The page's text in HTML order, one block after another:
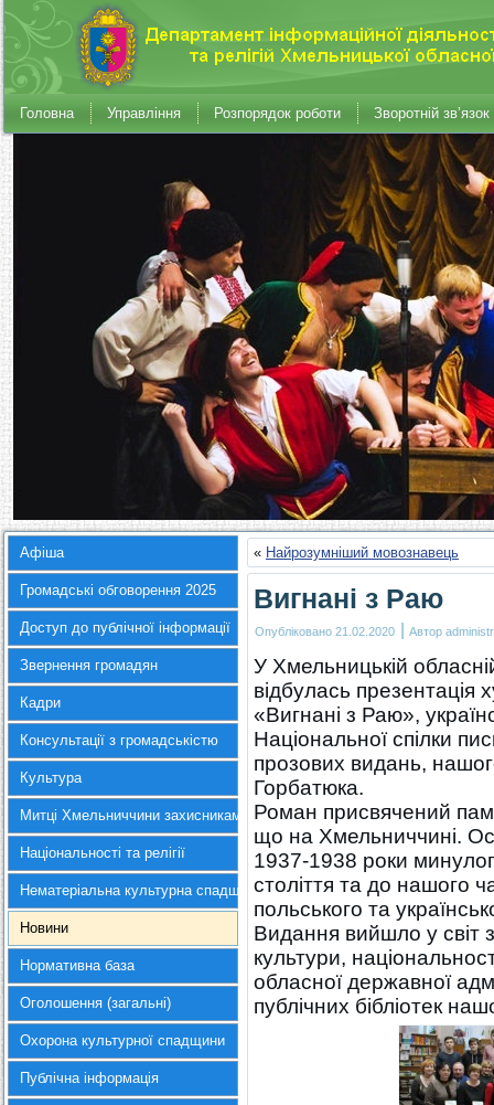
Головна Управління Розпорядок роботи Зворотній зв’язок
Афіша
Громадські обговорення 2025
Доступ до публічної інформації
Звернення громадян
Кадри
Консультації з громадськістю
Культура
Митці Хмельниччини захисникам України
Національності та релігії
Нематеріальна культурна спадщина
Новини
Нормативна база
Оголошення (загальні)
Охорона культурної спадщини
Публічна інформація
« Найрозумніший мовознавець
Вигнані з Раю
Опубліковано 21.02.2020 | Автор
У Хмельницькій
відбулась
«Вигнані з Раю»,
Національної спілки
прозових видань,
Горбатюка.
Роман присвячений
що на Хмельниччині.
1937-1938 роки
століття та до нашого
польського та
Видання вийшло у світ
культури,
обласної державної
публічних бібліотек